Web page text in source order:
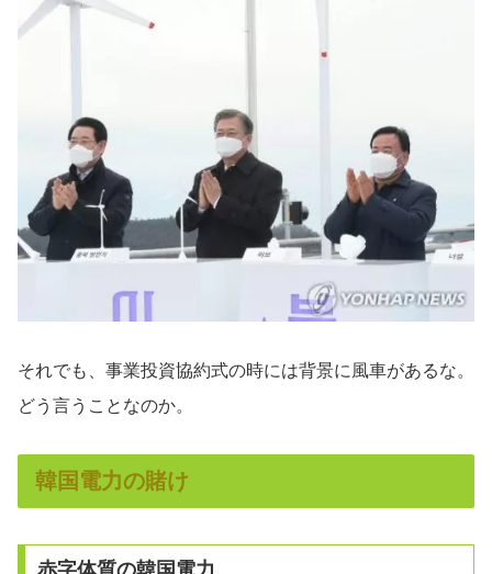
それでも、事業投資協約式の時には背景に風車があるな。
どう言うことなのか。
韓国電力の賭け
赤字体質の韓国電力